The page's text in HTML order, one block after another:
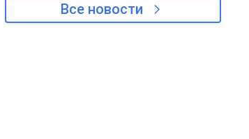
Все новости